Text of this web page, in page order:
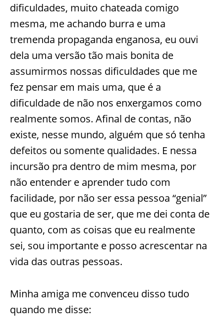
dificuldades, muito chateada comigo
mesma, me achando burra e uma
tremenda propaganda enganosa, eu ouvi
dela uma versão tão mais bonita de
assumirmos nossas dificuldades que me
fez pensar em mais uma, que é a
dificuldade de não nos enxergamos como
realmente somos. Afinal de contas, não
existe, nesse mundo, alguém que só tenha
defeitos ou somente qualidades. E nessa
incursão pra dentro de mim mesma, por
não entender e aprender tudo com
facilidade, por não ser essa pessoa “genial”
que eu gostaria de ser, que me dei conta de
quanto, com as coisas que eu realmente
sei, sou importante e posso acrescentar na
vida das outras pessoas.
Minha amiga me convenceu disso tudo
quando me disse: